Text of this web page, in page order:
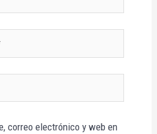
correo electrónico y web en